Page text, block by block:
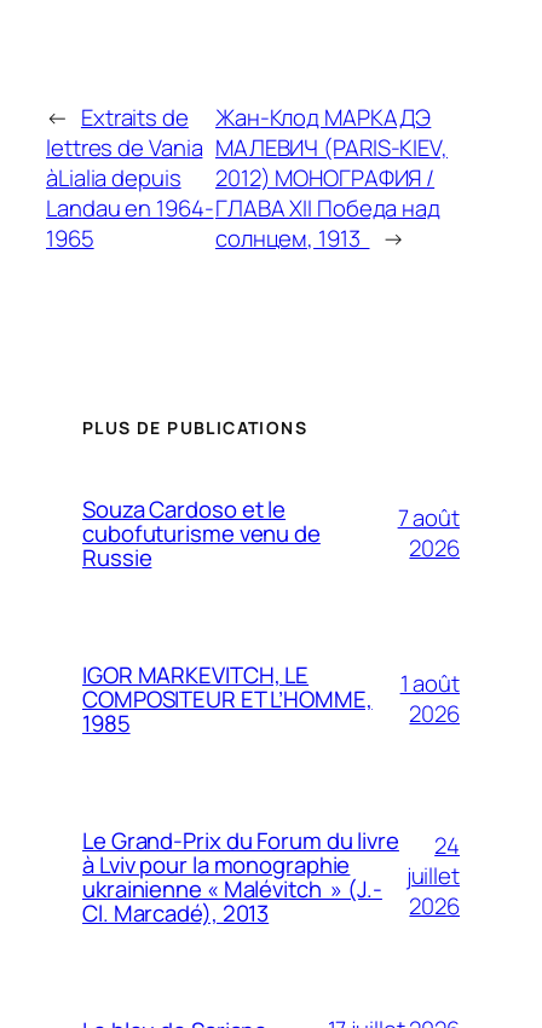
← Extraits de
lettres de Vania
àLialia depuis
Landau en 1964-
1965
Жан-Клод МАРКАДЭ
МАЛЕВИЧ (PARIS-KIEV,
2012) МОНОГРАФИЯ /
ГЛАВА XII Победа над
солнцем, 1913
→
PLUS DE PUBLICATIONS
Souza Cardoso et le
cubofuturisme venu de
Russie
7 août
2026
IGOR MARKEVITCH, LE
COMPOSITEUR ET L’HOMME,
1985
1 août
2026
Le Grand-Prix du Forum du livre
à Lviv pour la monographie
ukrainienne « Malévitch » (J.-
Cl. Marcadé), 2013
24
juillet
2026